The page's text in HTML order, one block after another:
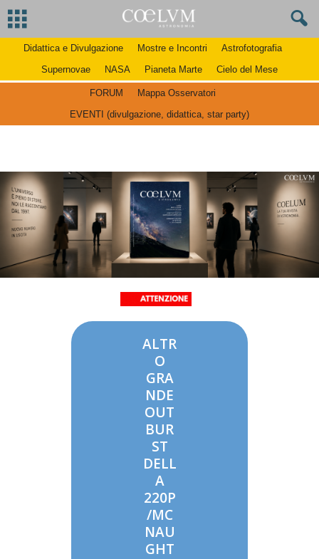
Didattica e Divulgazione Mostre e Incontri
Astrofotografia
Supernovae
NASA Pianeta Marte Cielo del Mese
FORUM
Mappa Osservatori
EVENTI (divulgazione, didattica, star party)
ALTR
O
GRA
NDE
OUT
BUR
ST
DELL
A
220P
/MC
NAU
GHT